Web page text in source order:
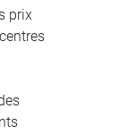
prix